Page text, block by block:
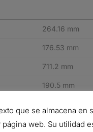
264.16 mm
176.53 mm
711.2 mm
190.5 mm
ISO 5011
que se almacena en
web. Su utilidad